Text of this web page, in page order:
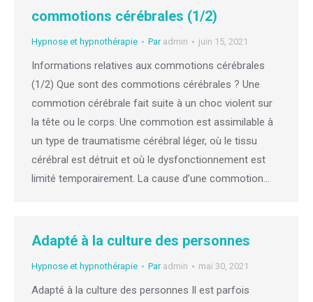
commotions cérébrales (1/2)
Hypnose et hypnothérapie Par admin juin 15, 2021
Informations relatives aux commotions cérébrales
(1/2) Que sont des commotions cérébrales ? Une
commotion cérébrale fait suite à un choc violent sur
la tête ou le corps. Une commotion est assimilable à
un type de traumatisme cérébral léger, où le tissu
cérébral est détruit et où le dysfonctionnement est
limité temporairement. La cause d’une commotion…
Adapté à la culture des personnes
Hypnose et hypnothérapie Par admin mai 30, 2021
Adapté à la culture des personnes Il est parfois